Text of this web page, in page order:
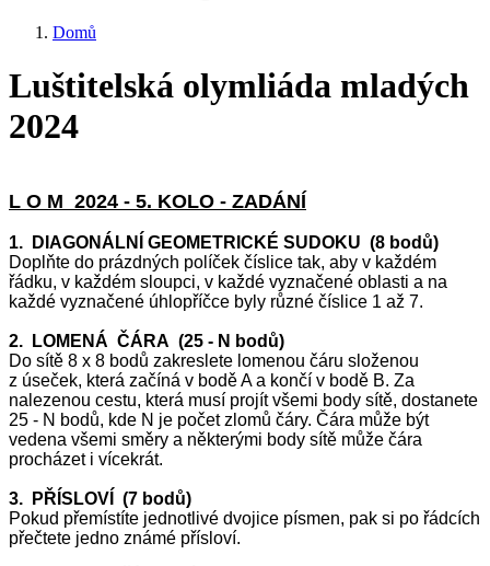
Domů
Luštitelská olymliáda mladých
2024
L O M 2024 - 5. KOLO - ZADÁNÍ
1. DIAGONÁLNÍ GEOMETRICKÉ SUDOKU (8 bodů)
Doplňte do prázdných políček číslice tak, aby v každém
řádku, v každém sloupci, v každé vyznačené oblasti a na
každé vyznačené úhlopříčce byly různé číslice 1 až 7.
2. LOMENÁ ČÁRA (25 - N bodů)
Do sítě 8 x 8 bodů zakreslete lomenou čáru složenou
z úseček, která začíná v bodě A a končí v bodě B. Za
nalezenou cestu, která musí projít všemi body sítě, dostanete
25 - N bodů, kde N je počet zlomů čáry. Čára může být
vedena všemi směry a některými body sítě může čára
procházet i vícekrát.
3. PŘÍSLOVÍ (7 bodů)
Pokud přemístíte jednotlivé dvojice písmen, pak si po řádcích
přečtete jedno známé přísloví.